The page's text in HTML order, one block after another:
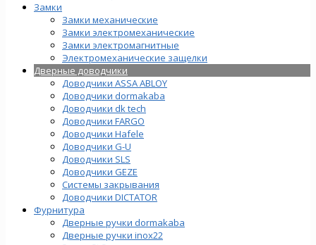
Замки
Замки механические
Замки электромеханические
Замки электромагнитные
Электромеханические защелки
Дверные доводчики
Доводчики ASSA ABLOY
Доводчики dormakaba
Доводчики dk tech
Доводчики FARGO
Доводчики Hafele
Доводчики G-U
Доводчики SLS
Доводчики GEZE
Cистемы закрывания
Доводчики DICTATOR
Фурнитура
Дверные ручки dormakaba
Дверные ручки inox22